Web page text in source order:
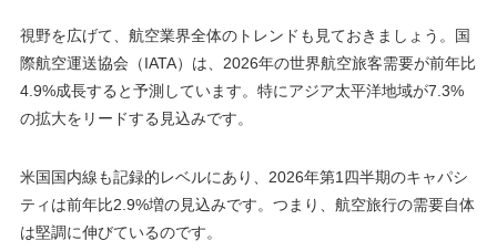
視野を広げて、航空業界全体のトレンドも見ておきましょう。国
際航空運送協会（IATA）は、2026年の世界航空旅客需要が前年比
4.9%成長すると予測しています。特にアジア太平洋地域が7.3%
の拡大をリードする見込みです。
米国国内線も記録的レベルにあり、2026年第1四半期のキャパシ
ティは前年比2.9%増の見込みです。つまり、航空旅行の需要自体
は堅調に伸びているのです。